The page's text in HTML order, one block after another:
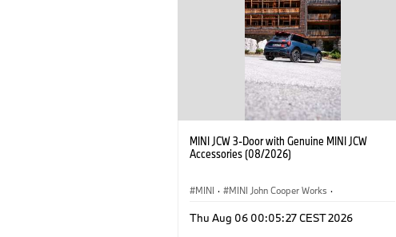
MINI JCW 3-Door with Genuine MINI JCW
Accessories (08/2026)
MINI · MINI John Cooper Works ·
Doplňky na přání, příslušenství
Thu Aug 06 00:05:27 CEST 2026